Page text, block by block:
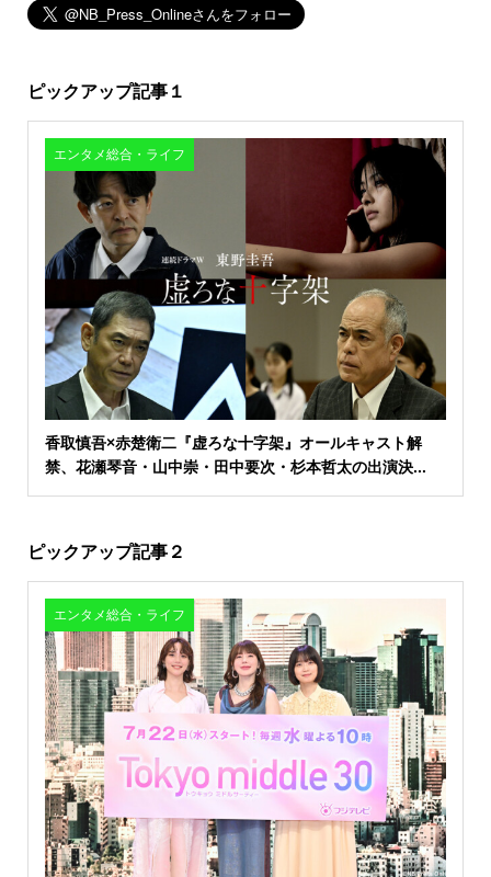
ピックアップ記事１
エンタメ総合・ライフ
香取慎吾×赤楚衛二『虚ろな十字架』オールキャスト解
禁、花瀬琴音・山中崇・田中要次・杉本哲太の出演決...
ピックアップ記事２
エンタメ総合・ライフ